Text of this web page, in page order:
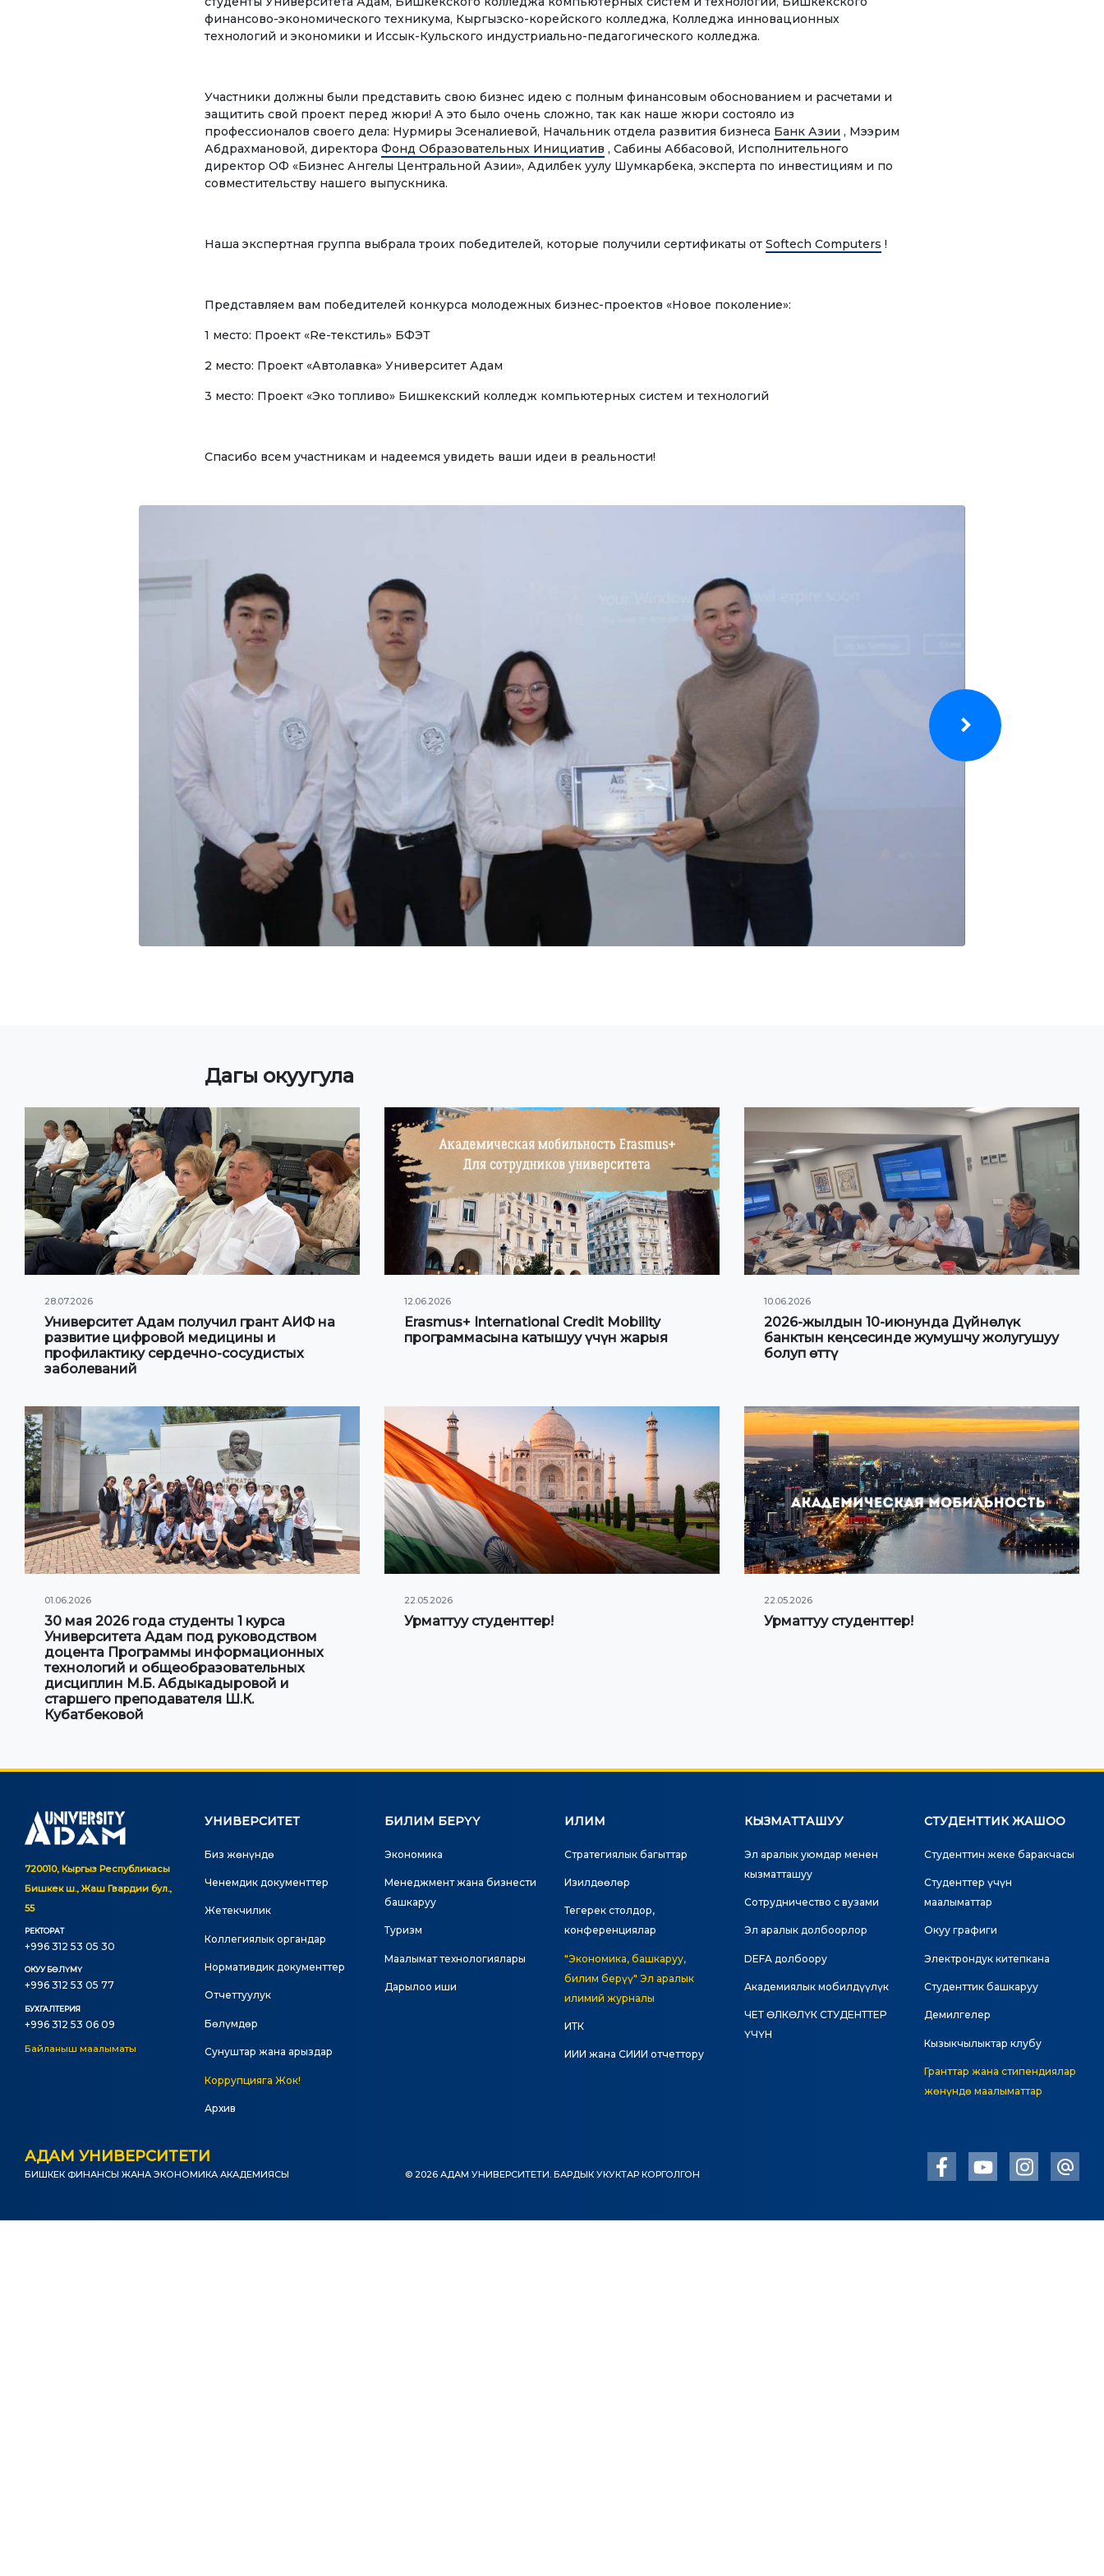
УНИВЕРСИТЕТ
Ректордун кайрылуусу
Ченемдик документтер
Коллегиялык органдар
Нормативдик документтер
Адистик
Экономика
Менеджмент жана
бизнести башкаруу
Туризм
Маалымат технологиялары
ресурстары
Онлайн конференциялар
жана вебинарлар
Басылмалар
Электрондук китепкана
КЫЗМАТТАШУУ
Эл аралык уюмдар менен
кызматташуу
Эл аралык долбоорлор
Студенттик башкаруу
Гранттар жана
стипендиялар жөнүндө
маалыматтар
КОНТАКТНАЯ
финансово-экономического техникума, Кыргызско-корейского колледжа, Колледжа инновационных
технологий и экономики и Иссык-Кульского индустриально-педагогического колледжа.
Участники должны были представить свою бизнес идею с полным финансовым обоснованием и расчетами и
защитить свой проект перед жюри! А это было очень сложно, так как наше жюри состояло из
профессионалов своего дела: Нурмиры Эсеналиевой, Начальник отдела развития бизнеса Банк Азии , Мээрим
Абдрахмановой, директора Фонд Образовательных Инициатив , Сабины Аббасовой, Исполнительного
директор ОФ «Бизнес Ангелы Центральной Азии», Адилбек уулу Шумкарбека, эксперта по инвестициям и по
совместительству нашего выпускника.
Наша экспертная группа выбрала троих победителей, которые получили сертификаты от Softech Computers !
Представляем вам победителей конкурса молодежных бизнес-проектов «Новое поколение»:
1 место: Проект «Re-текстиль» БФЭТ
2 место: Проект «Автолавка» Университет Адам
3 место: Проект «Эко топливо» Бишкекский колледж компьютерных систем и технологий
Спасибо всем участникам и надеемся увидеть ваши идеи в реальности!
Дагы окуугула
28.07.2026
Университет Адам получил грант АИФ на
развитие цифровой медицины и
профилактику сердечно-сосудистых
заболеваний
12.06.2026
Erasmus+ International Credit Mobility
программасына катышуу үчүн жарыя
10.06.2026
2026-жылдын 10-июнунда Дүйнөлүк
банктын кеңсесинде жумушчу жолугушуу
болуп өттү
01.06.2026
30 мая 2026 года студенты 1 курса
Университета Адам под руководством
доцента Программы информационных
технологий и общеобразовательных
дисциплин М.Б. Абдыкадыровой и
старшего преподавателя Ш.К.
Кубатбековой
22.05.2026
Урматтуу студенттер!
22.05.2026
Урматтуу студенттер!
720010, Кыргыз Республикасы
Бишкек ш., Жаш Гвардии бул.,
55
РЕКТОРАТ
+996 312 53 05 30
ОКУУ БӨЛҮМҮ
+996 312 53 05 77
БУХГАЛТЕРИЯ
+996 312 53 06 09
Байланыш маалыматы
УНИВЕРСИТЕТ
Биз жөнүндө
Ченемдик документтер
Жетекчилик
Коллегиялык органдар
Нормативдик документтер
Отчеттуулук
Бөлүмдөр
Сунуштар жана арыздар
Коррупцияга Жок!
Архив
БИЛИМ БЕРҮҮ
Экономика
Менеджмент жана бизнести
башкаруу
Туризм
Маалымат технологиялары
Дарылоо иши
ИЛИМ
Стратегиялык багыттар
Изилдөөлөр
Тегерек столдор,
конференциялар
"Экономика, башкаруу,
билим берүү" Эл аралык
илимий журналы
ИТК
ИИИ жана СИИИ отчеттору
КЫЗМАТТАШУУ
Эл аралык уюмдар менен
кызматташуу
Сотрудничество с вузами
Эл аралык долбоорлор
DEFA долбоору
Академиялык мобилдүүлүк
ЧЕТ ӨЛКӨЛҮК СТУДЕНТТЕР
ҮЧҮН
СТУДЕНТТИК ЖАШОО
Студенттин жеке баракчасы
Студенттер үчүн
маалыматтар
Окуу графиги
Электрондук китепкана
Студенттик башкаруу
Демилгелер
Кызыкчылыктар клубу
Гранттар жана стипендиялар
жөнүндө маалыматтар
АДАМ УНИВЕРСИТЕТИ
БИШКЕК ФИНАНСЫ ЖАНА ЭКОНОМИКА АКАДЕМИЯСЫ © 2026 АДАМ УНИВЕРСИТЕТИ. БАРДЫК УКУКТАР КОРГОЛГОН